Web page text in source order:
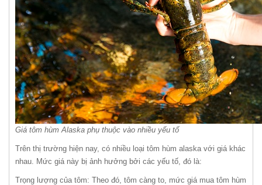
Giá tôm hùm Alaska phụ thuộc vào nhiều yếu tố
Trên thị trường hiện nay, có nhiều loại tôm hùm alaska với giá khác
nhau. Mức giá này bị ảnh hưởng bởi các yếu tố, đó là:
Trọng lượng của tôm: Theo đó, tôm càng to, mức giá mua tôm hùm